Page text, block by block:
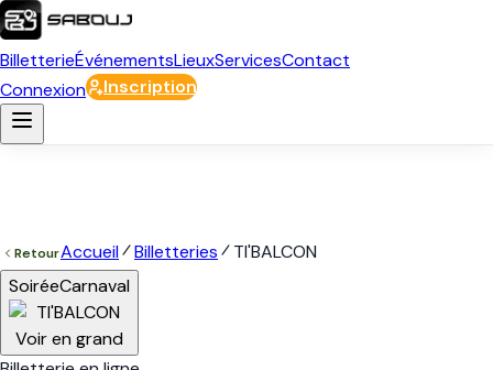
BilletterieÉvénementsLieuxServicesContact
Connexion
Inscription
RetourAccueil Billetteries
TI'BALCON
SoiréeCarnaval
Voir en grand